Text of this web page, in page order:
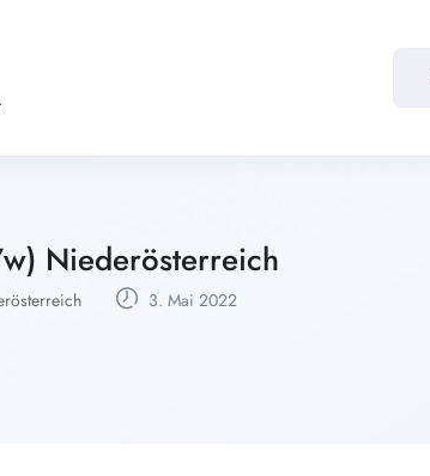
Niederösterreich
3. Mai 2022